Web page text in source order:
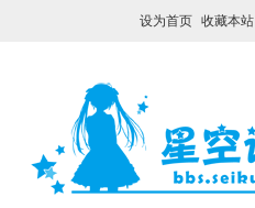
设为首页 收藏本站